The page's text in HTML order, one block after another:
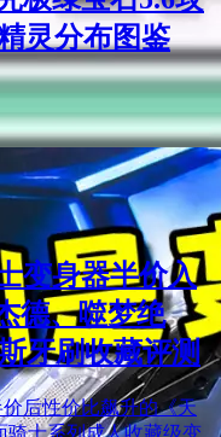
灵分布图鉴
变身器半价入
德、噬梦绝
牙刷收藏评测
后性价比飙升的《天
骑士系列成人收藏级变